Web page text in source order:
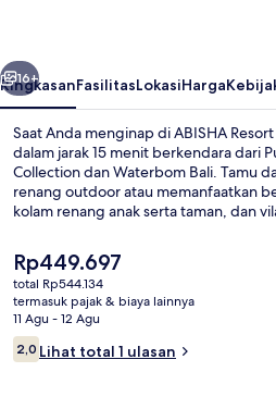
Berikutnya
16+
RingkasanFasilitasLokasiHarga
Saat Anda menginap di ABISHA
dalam jarak 15 menit berkendara dari
Collection dan Waterbom Bali. Tamu
renang outdoor atau memanfaatkan
kolam renang anak serta taman, dan
Harga
saat
ini
Rp449.697
Rp449.697
total Rp544.134
termasuk pajak & biaya lainnya
11 Agu - 12 Agu
Ulasan
2,02,0 dari 10
Lihat total 1 ulasan